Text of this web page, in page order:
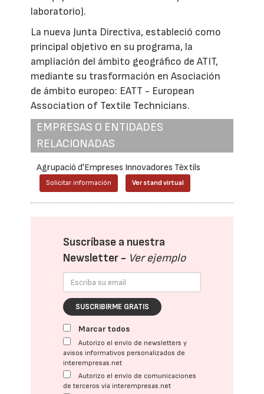
laboratorio).
La nueva Junta Directiva, estableció como
principal objetivo en su programa, la
ampliación del ámbito geográfico de ATIT,
mediante su trasformación en Asociación
de ámbito europeo: EATT - European
Association of Textile Technicians.
EMPRESAS O ENTIDADES
RELACIONADAS
Agrupació d'Empreses Innovadores Tèxtils
Solicitar información Ver stand virtual
Suscríbase a nuestra
Newsletter - Ver ejemplo
SUSCRIBIRME GRATIS
Marcar todos
Autorizo el envío de newsletters y
avisos informativos personalizados de
interempresas.net
Autorizo el envío de comunicaciones
de terceros vía interempresas.net